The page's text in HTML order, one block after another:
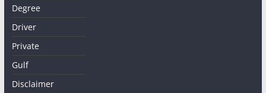
Degree
Driver
Private
Gulf
Disclaimer